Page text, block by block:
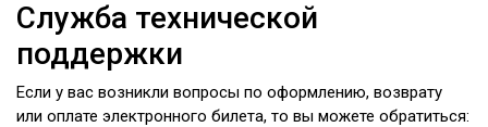
Служба технической
поддержки
Если у вас возникли вопросы по оформлению, возврату
или оплате электронного билета, то вы можете обратиться: